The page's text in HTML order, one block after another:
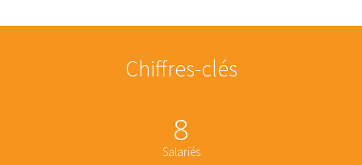
Chiffres-clés
8
​Salariés